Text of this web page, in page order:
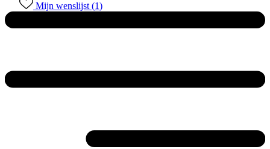
Mijn wenslijst (1)